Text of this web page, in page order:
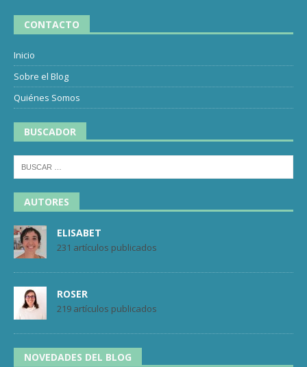
CONTACTO
Inicio
Sobre el Blog
Quiénes Somos
BUSCADOR
AUTORES
ELISABET
231 artículos publicados
ROSER
219 artículos publicados
NOVEDADES DEL BLOG